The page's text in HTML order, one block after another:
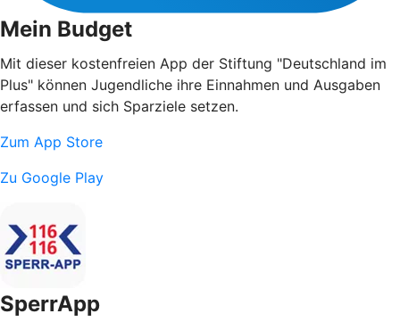
Mein Budget
Mit dieser kostenfreien App der Stiftung "Deutschland im
Plus" können Jugendliche ihre Einnahmen und Ausgaben
erfassen und sich Sparziele setzen.
Zum App Store
Zu Google Play
SperrApp